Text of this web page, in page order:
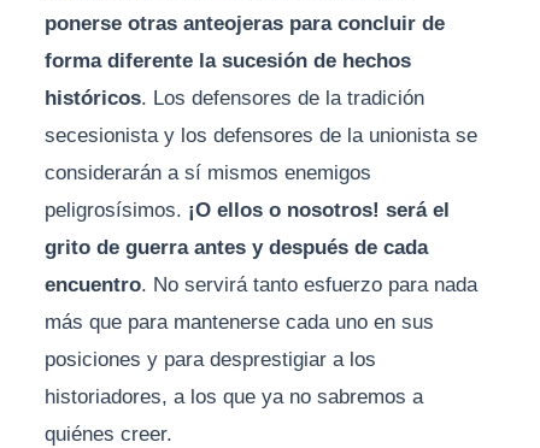
ponerse otras anteojeras para concluir de
forma diferente la sucesión de hechos
históricos. Los defensores de la tradición
secesionista y los defensores de la unionista se
considerarán a sí mismos enemigos
peligrosísimos. ¡O ellos o nosotros! será el
grito de guerra antes y después de cada
encuentro. No servirá tanto esfuerzo para nada
más que para mantenerse cada uno en sus
posiciones y para desprestigiar a los
historiadores, a los que ya no sabremos a
quiénes creer.